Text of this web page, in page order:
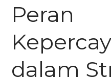
Peran
dalam